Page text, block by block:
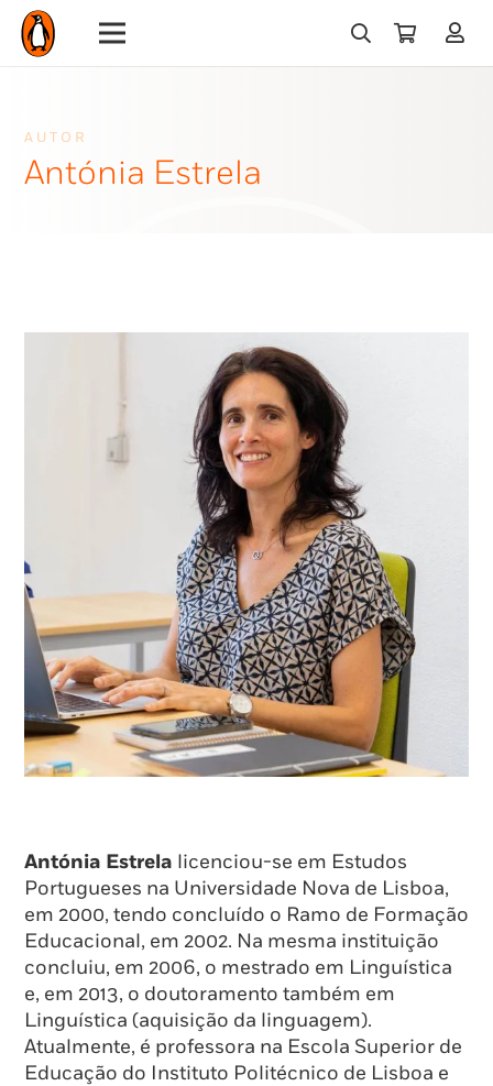
AUTOR
Antónia Estrela
Antónia Estrela licenciou-se em Estudos
Portugueses na Universidade Nova de Lisboa,
em 2000, tendo concluído o Ramo de Formação
Educacional, em 2002. Na mesma instituição
concluiu, em 2006, o mestrado em Linguística
e, em 2013, o doutoramento também em
Linguística (aquisição da linguagem).
Atualmente, é professora na Escola Superior de
Educação do Instituto Politécnico de Lisboa e